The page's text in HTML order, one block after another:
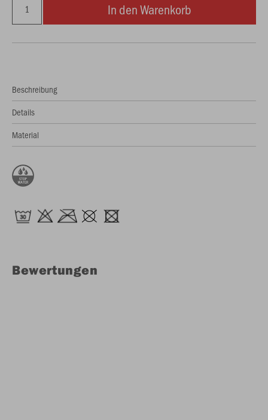
In den Warenkorb
Beschreibung
Details
Material
Bewertungen